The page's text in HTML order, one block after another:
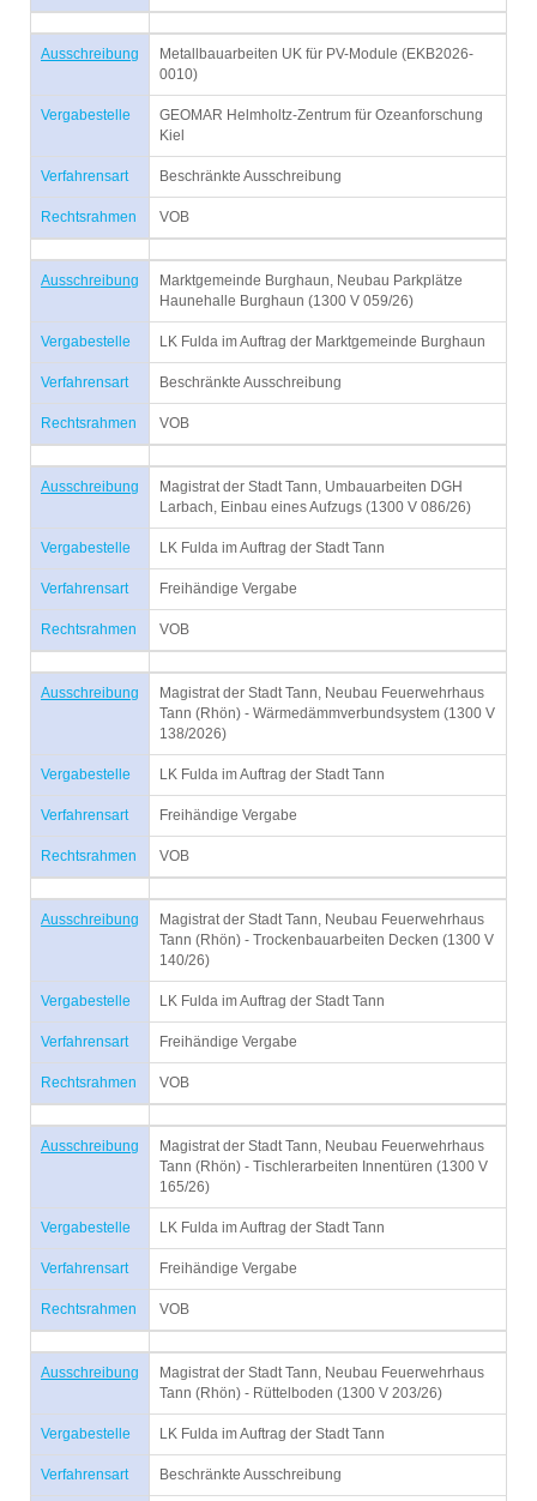
Ausschreibung
Metallbauarbeiten UK für PV-Module (EKB2026-
0010)
Vergabestelle
GEOMAR Helmholtz-Zentrum für Ozeanforschung
Kiel
Verfahrensart Beschränkte Ausschreibung
Rechtsrahmen VOB
Ausschreibung
Marktgemeinde Burghaun, Neubau Parkplätze
Haunehalle Burghaun (1300 V 059/26)
Vergabestelle LK Fulda im Auftrag der Marktgemeinde Burghaun
Verfahrensart Beschränkte Ausschreibung
Rechtsrahmen VOB
Ausschreibung
Magistrat der Stadt Tann, Umbauarbeiten DGH
Larbach, Einbau eines Aufzugs (1300 V 086/26)
Vergabestelle LK Fulda im Auftrag der Stadt Tann
Verfahrensart Freihändige Vergabe
Rechtsrahmen VOB
Ausschreibung
Magistrat der Stadt Tann, Neubau Feuerwehrhaus
Tann (Rhön) - Wärmedämmverbundsystem (1300 V
138/2026)
Vergabestelle LK Fulda im Auftrag der Stadt Tann
Verfahrensart Freihändige Vergabe
Rechtsrahmen VOB
Ausschreibung
Magistrat der Stadt Tann, Neubau Feuerwehrhaus
Tann (Rhön) - Trockenbauarbeiten Decken (1300 V
140/26)
Vergabestelle LK Fulda im Auftrag der Stadt Tann
Verfahrensart Freihändige Vergabe
Rechtsrahmen VOB
Ausschreibung
Magistrat der Stadt Tann, Neubau Feuerwehrhaus
Tann (Rhön) - Tischlerarbeiten Innentüren (1300 V
165/26)
Vergabestelle LK Fulda im Auftrag der Stadt Tann
Verfahrensart Freihändige Vergabe
Rechtsrahmen VOB
Ausschreibung
Magistrat der Stadt Tann, Neubau Feuerwehrhaus
Tann (Rhön) - Rüttelboden (1300 V 203/26)
Vergabestelle LK Fulda im Auftrag der Stadt Tann
Verfahrensart Beschränkte Ausschreibung